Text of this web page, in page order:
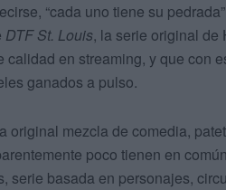
“cada uno tiene su
DTF St. Louis, la serie original de
calidad en streaming, y que con
ganados a pulso.
original mezcla de comedia,
poco tienen en
serie basada en personajes,